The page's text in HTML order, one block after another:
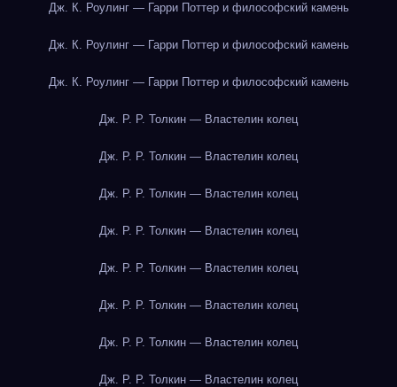
Дж. К. Роулинг — Гарри Поттер и философский камень
Дж. К. Роулинг — Гарри Поттер и философский камень
Дж. К. Роулинг — Гарри Поттер и философский камень
Дж. Р. Р. Толкин — Властелин колец
Дж. Р. Р. Толкин — Властелин колец
Дж. Р. Р. Толкин — Властелин колец
Дж. Р. Р. Толкин — Властелин колец
Дж. Р. Р. Толкин — Властелин колец
Дж. Р. Р. Толкин — Властелин колец
Дж. Р. Р. Толкин — Властелин колец
Дж. Р. Р. Толкин — Властелин колец